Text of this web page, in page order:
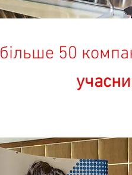
більше 50